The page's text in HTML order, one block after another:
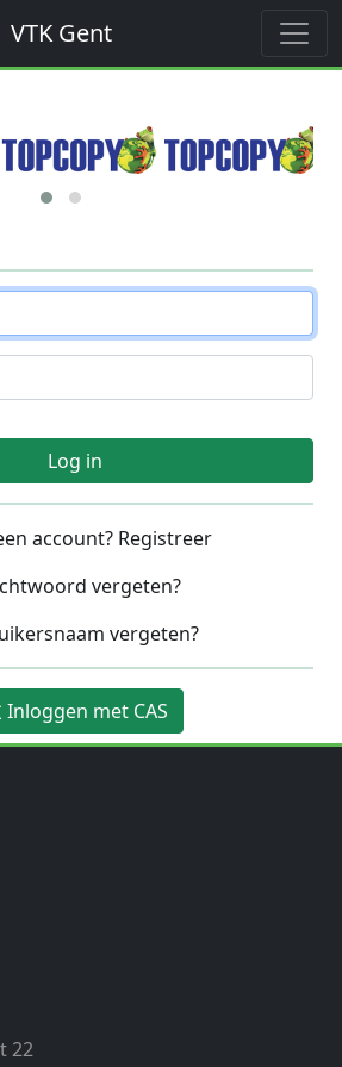
VTK Gent
Log in
account? Registreer
vergeten?
vergeten?
Inloggen met CAS
22